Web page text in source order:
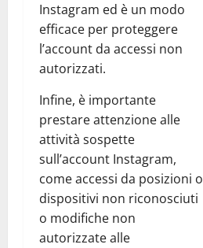
Instagram ed è un modo
efficace per proteggere
l’account da accessi non
autorizzati.
Infine, è importante
prestare attenzione alle
attività sospette
sull’account Instagram,
come accessi da posizioni o
dispositivi non riconosciuti
o modifiche non
autorizzate alle